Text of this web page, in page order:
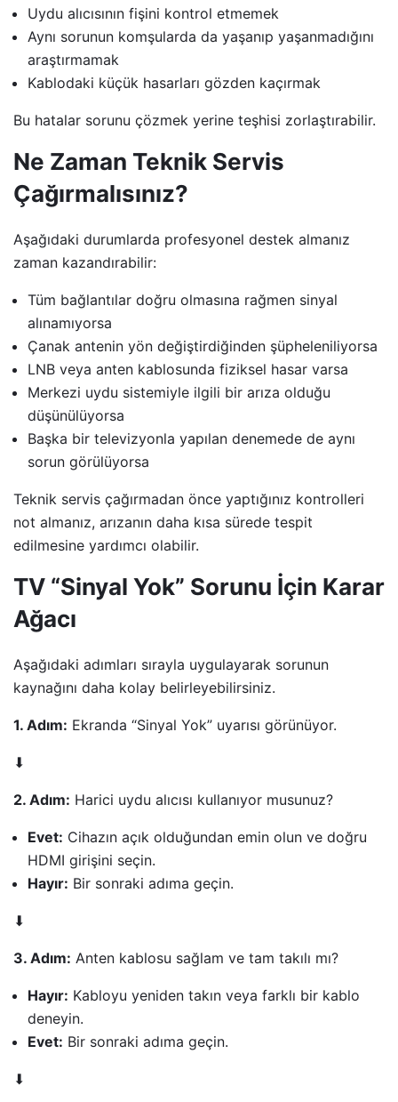
Uydu alıcısının fişini kontrol etmemek
Aynı sorunun komşularda da yaşanıp yaşanmadığını
araştırmamak
Kablodaki küçük hasarları gözden kaçırmak
Bu hatalar sorunu çözmek yerine teşhisi zorlaştırabilir.
Ne Zaman Teknik Servis
Çağırmalısınız?
Aşağıdaki durumlarda profesyonel destek almanız
zaman kazandırabilir:
Tüm bağlantılar doğru olmasına rağmen sinyal
alınamıyorsa
Çanak antenin yön değiştirdiğinden şüpheleniliyorsa
LNB veya anten kablosunda fiziksel hasar varsa
Merkezi uydu sistemiyle ilgili bir arıza olduğu
düşünülüyorsa
Başka bir televizyonla yapılan denemede de aynı
sorun görülüyorsa
Teknik servis çağırmadan önce yaptığınız kontrolleri
not almanız, arızanın daha kısa sürede tespit
edilmesine yardımcı olabilir.
TV “Sinyal Yok” Sorunu İçin Karar
Ağacı
Aşağıdaki adımları sırayla uygulayarak sorunun
kaynağını daha kolay belirleyebilirsiniz.
1. Adım: Ekranda “Sinyal Yok” uyarısı görünüyor.
⬇
2. Adım: Harici uydu alıcısı kullanıyor musunuz?
Evet: Cihazın açık olduğundan emin olun ve doğru
HDMI girişini seçin.
Hayır: Bir sonraki adıma geçin.
⬇
3. Adım: Anten kablosu sağlam ve tam takılı mı?
Hayır: Kabloyu yeniden takın veya farklı bir kablo
deneyin.
Evet: Bir sonraki adıma geçin.
⬇